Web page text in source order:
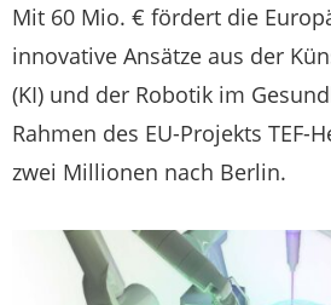
Mit 60 Mio. € fördert die
innovative Ansätze aus der
(KI) und der Robotik im
Rahmen des EU-Projekts TEF-
zwei Millionen nach Berlin.